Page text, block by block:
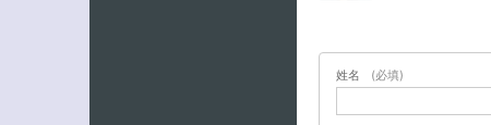
姓名 (必填)